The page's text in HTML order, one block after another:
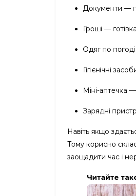
Документи —
Гроші —
Одяг по
Гігієнічні
Міні-аптечка —
Зарядні
Навіть якщо
Тому корисно
заощадити час і
Читайте